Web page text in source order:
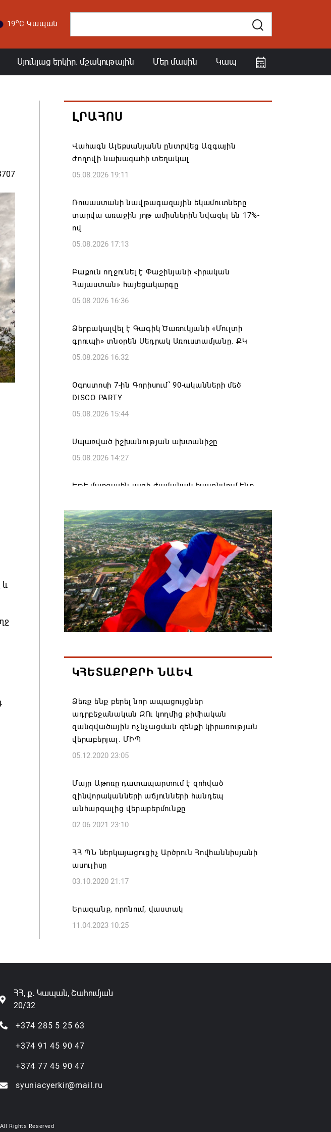
19oC Կապան
Սյունյաց երկիր. մշակութային Մեր մասին Կապ
և
ԼՐԱՀՈՍ
Վահագն Ալեքսանյանն ընտրվեց Ազգային
ժողովի նախագահի տեղակալ
05.08.2026 19:11
Ռուսաստանի նավթագազային եկամուտները
տարվա առաջին յոթ ամիսներին նվազել են 17%-
ով
05.08.2026 17:13
Բաքուն ողջունել է Փաշինյանի «իրական
Հայաստան» հայեցակարգը
05.08.2026 16:36
Ձերբակալվել է Գագիկ Ծառուկյանի «Մուլտի
գրուպի» տնօրեն Սեդրակ Առուստամյանը. ՔԿ
05.08.2026 16:32
Օգոստոսի 7-ին Գորիսում՝ 90-ականների մեծ
DISCO PARTY
05.08.2026 15:44
Սպառված իշխանության ախտանիշը
05.08.2026 14:27
Եթե մարզային այցի ժամանակ հայտնվում ենք
պատգամավորը՝ ՔՊ-ականին
05.08.2026 12:08
Ամփոփվել են 2026թ. բուհական ընդունելության
արդյունքները. ՀՀ բուհերում այս տարի կսովորի
10958 առաջին կուրսեցի
05.08.2026 12:01
ԱՄՆ-ն կրկնապատկել է TRIPP նախագծի
05.08.2026 11:57
բնակարանների վարձակալության անվան տակ
խարդախություններ
05.08.2026 11:52
05.08.2026 11:26
05.08.2026 11:06
ԿՀԵՏԱՔՐՔՐԻ ՆԱԵՎ
Ձեռք ենք բերել նոր ապացույցներ
ադրբեջանական ԶՈւ կողմից քիմիական
զանգվածային ոչնչացման զենքի կիրառության
վերաբերյալ. ՄԻՊ
05.12.2020 23:05
Մայր Աթոռը դատապարտում է զոհված
զինվորականների աճյունների հանդեպ
անհարգալից վերաբերմունքը
02.06.2021 23:10
ՀՀ ՊՆ ներկայացուցիչ Արծրուն Հովհաննիսյանի
ասուլիսը
03.10.2020 21:17
Երազանք, որոնում, վաստակ
11.04.2023 10:25
ՀՀ, ք․ Կապան, Շահումյան
20/32
+374 285 5 25 63
+374 91 45 90 47
+374 77 45 90 47
syuniacyerkir@mail.ru
Rights Reserved